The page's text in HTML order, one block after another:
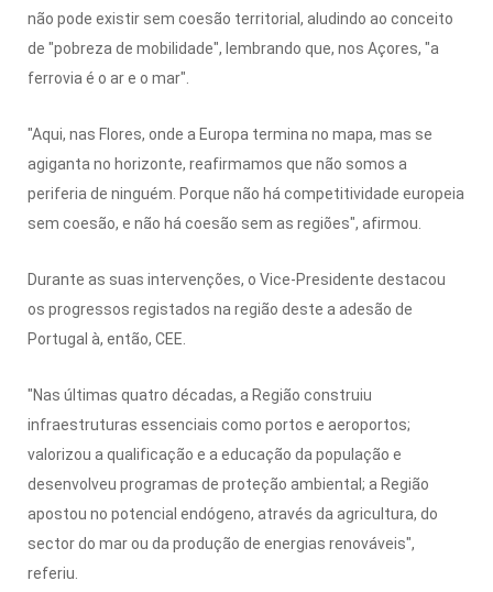
não pode existir sem coesão territorial, aludindo ao conceito
de "pobreza de mobilidade", lembrando que, nos Açores, "a
ferrovia é o ar e o mar".
"Aqui, nas Flores, onde a Europa termina no mapa, mas se
agiganta no horizonte, reafirmamos que não somos a
periferia de ninguém. Porque não há competitividade europeia
sem coesão, e não há coesão sem as regiões", afirmou.
Durante as suas intervenções, o Vice-Presidente destacou
os progressos registados na região deste a adesão de
Portugal à, então, CEE.
"Nas últimas quatro décadas, a Região construiu
infraestruturas essenciais como portos e aeroportos;
valorizou a qualificação e a educação da população e
desenvolveu programas de proteção ambiental; a Região
apostou no potencial endógeno, através da agricultura, do
sector do mar ou da produção de energias renováveis",
referiu.